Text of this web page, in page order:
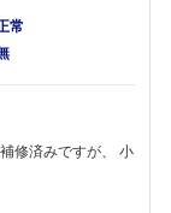
常
修済みですが、 小